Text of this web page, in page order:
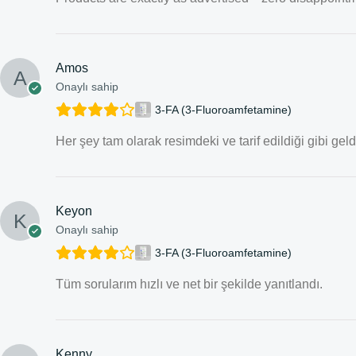
Amos
Onaylı sahip
3-FA (3-Fluoroamfetamine)
Her şey tam olarak resimdeki ve tarif edildiği gibi
Keyon
Onaylı sahip
3-FA (3-Fluoroamfetamine)
Tüm sorularım hızlı ve net bir şekilde yanıtlandı.